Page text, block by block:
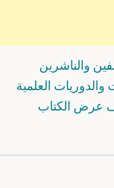
والناشرين
العلمية
عرض الكتاب